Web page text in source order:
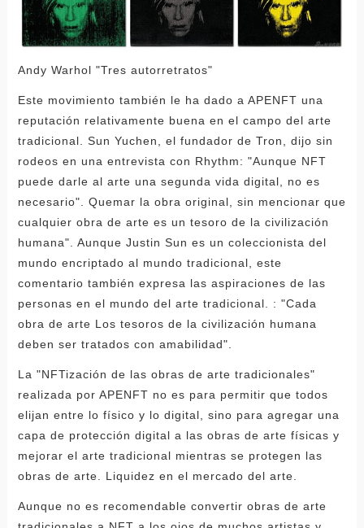
Andy Warhol "Tres autorretratos"
Este movimiento también le ha dado a APENFT una
reputación relativamente buena en el campo del arte
tradicional. Sun Yuchen, el fundador de Tron, dijo sin
rodeos en una entrevista con Rhythm: "Aunque NFT
puede darle al arte una segunda vida digital, no es
necesario". Quemar la obra original, sin mencionar que
cualquier obra de arte es un tesoro de la civilización
humana". Aunque Justin Sun es un coleccionista del
mundo encriptado al mundo tradicional, este
comentario también expresa las aspiraciones de las
personas en el mundo del arte tradicional. : "Cada
obra de arte Los tesoros de la civilización humana
deben ser tratados con amabilidad".
La "NFTización de las obras de arte tradicionales"
realizada por APENFT no es para permitir que todos
elijan entre lo físico y lo digital, sino para agregar una
capa de protección digital a las obras de arte físicas y
mejorar el arte tradicional mientras se protegen las
obras de arte. Liquidez en el mercado del arte.
Aunque no es recomendable convertir obras de arte